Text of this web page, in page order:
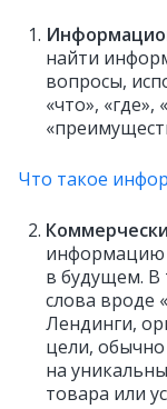
найти
вопросы,
«что»,
Что такое
информацию
в будущем. В
слова вроде
Лендинги,
цели,
на
товара или